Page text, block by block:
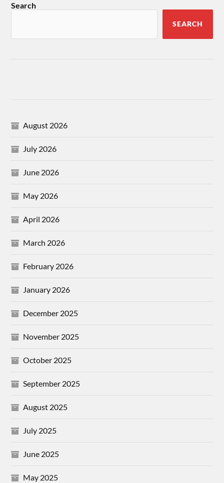
Search
SEARCH
August 2026
July 2026
June 2026
May 2026
April 2026
March 2026
February 2026
January 2026
December 2025
November 2025
October 2025
September 2025
August 2025
July 2025
June 2025
May 2025